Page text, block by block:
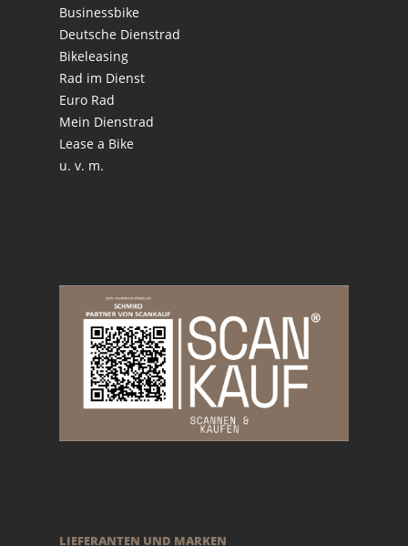
Businessbike
Deutsche Dienstrad
Bikeleasing
Rad im Dienst
Euro Rad
Mein Dienstrad
Lease a Bike
u. v. m.
LIEFERANTEN UND MARKEN